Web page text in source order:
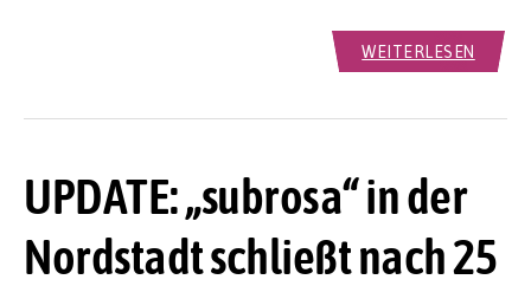
WEITERLESEN
UPDATE: „subrosa“ in der
Nordstadt schließt nach 25